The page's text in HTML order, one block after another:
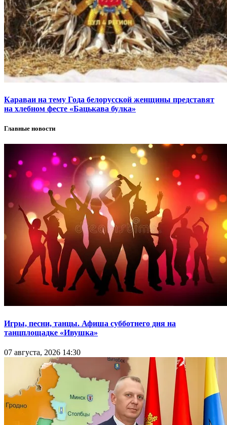
Караваи на тему Года белорусской женщины представят
на хлебном фесте «Бацькава булка»
Главные новости
Игры, песни, танцы. Афиша субботнего дня на
танцплощадке «Ивушка»
07 августа, 2026 14:30